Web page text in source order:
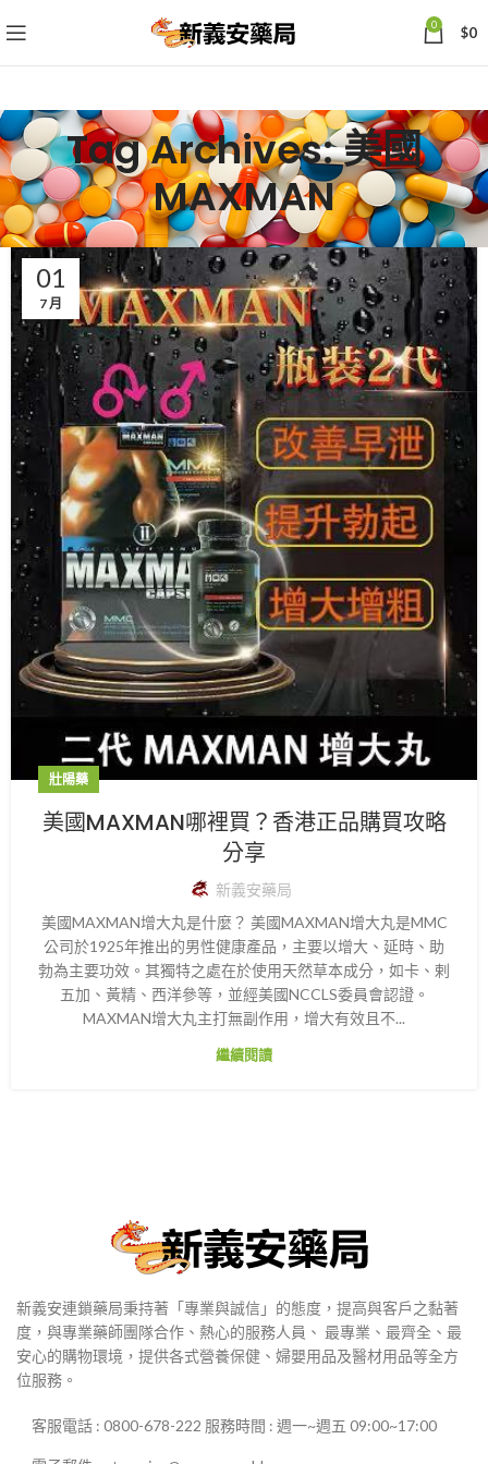
0 $0
Tag Archives: 美國
MAXMAN
01
7 月
壯陽藥
美國MAXMAN哪裡買？香港正品購買攻略
分享
新義安藥局
美國MAXMAN增大丸是什麼？ 美國MAXMAN增大丸是MMC
公司於1925年推出的男性健康產品，主要以增大、延時、助
勃為主要功效。其獨特之處在於使用天然草本成分，如卡、剌
五加、黃精、西洋參等，並經美國NCCLS委員會認證。
MAXMAN增大丸主打無副作用，增大有效且不...
繼續閱讀
新義安連鎖藥局秉持著「專業與誠信」的態度，提高與客戶之黏著
度，與專業藥師團隊合作、熱心的服務人員、 最專業、最齊全、最
安心的購物環境，提供各式營養保健、婦嬰用品及醫材用品等全方
位服務。
客服電話 : 0800-678-222 服務時間 : 週一~週五 09:00~17:00